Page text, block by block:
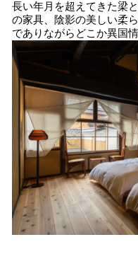
長い年月を超えてきた梁
の家具、陰影の美しい柔
でありながらどこか異国